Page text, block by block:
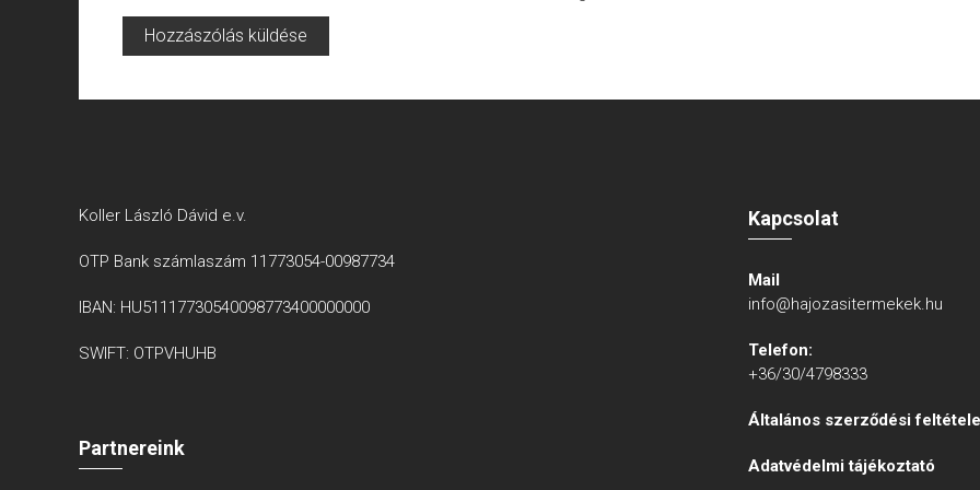
Koller László Dávid e.v.
OTP Bank számlaszám 11773054-00987734
IBAN: HU51117730540098773400000000
SWIFT: OTPVHUHB
Partnereink
Kapcsolat
Mail
info@hajozasitermekek.hu
Telefon:
+36/30/4798333
Általános szerződési
Adatvédelmi tájékoztató